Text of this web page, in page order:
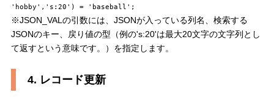
※JSON_VALの引数には、JSONが入っている列名、検索する
JSONのキー、戻り値の型（例の's:20'は最大20文字の文字列とし
て返すという意味です。）を指定します。
4. レコード更新